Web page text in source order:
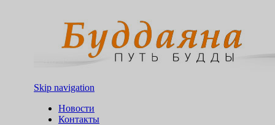
Skip navigation
Новости
Контакты